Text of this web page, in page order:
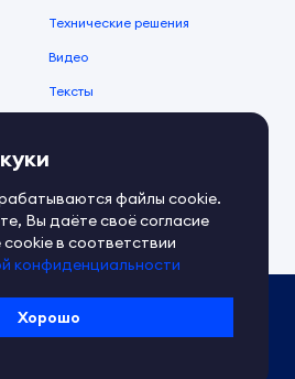
Технические решения
Видео
Тексты
Справочный центр
Обратная связь
файлы cookie.
Вы даёте своё согласие
в соответствии
конфиденциальности
Хорошо